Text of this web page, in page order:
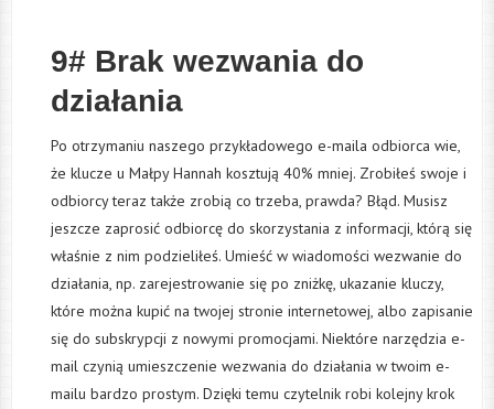
9# Brak wezwania do
działania
Po otrzymaniu naszego przykładowego e-maila odbiorca wie,
że klucze u Małpy Hannah kosztują 40% mniej. Zrobiłeś swoje i
odbiorcy teraz także zrobią co trzeba, prawda? Błąd. Musisz
jeszcze zaprosić odbiorcę do skorzystania z informacji, którą się
właśnie z nim podzieliłeś. Umieść w wiadomości wezwanie do
działania, np. zarejestrowanie się po zniżkę, ukazanie kluczy,
które można kupić na twojej stronie internetowej, albo zapisanie
się do subskrypcji z nowymi promocjami. Niektóre narzędzia e-
mail czynią umieszczenie wezwania do działania w twoim e-
mailu bardzo prostym. Dzięki temu czytelnik robi kolejny krok